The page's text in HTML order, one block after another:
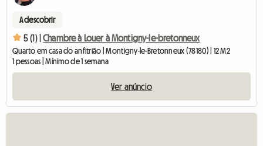
A descobrir
5 (1) | Chambre à Louer à Montigny-le-bretonneux
Quarto em casa do anfitrião | Montigny-le-Bretonneux (78180) | 12 M2
1 pessoas | Mínimo de 1 semana
Ver anúncio